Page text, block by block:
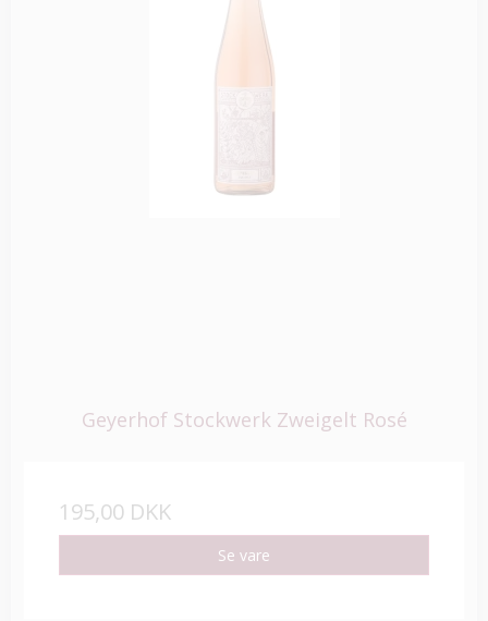
Geyerhof Stockwerk Zweigelt Rosé
195,00 DKK
Se vare